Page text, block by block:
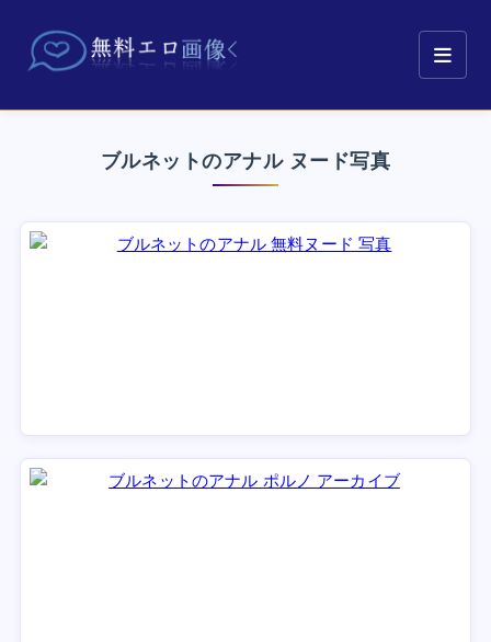
ブルネットのアナル ヌード写真